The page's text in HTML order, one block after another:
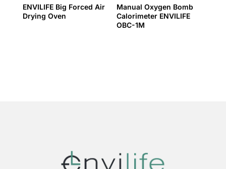
ENVILIFE Big Forced Air
Drying Oven
Manual Oxygen Bomb
Calorimeter ENVILIFE
OBC-1M